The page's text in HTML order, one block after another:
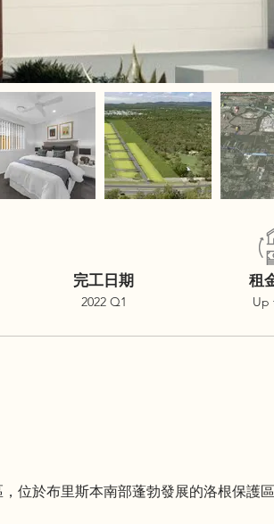
位於布里斯本南部蓬勃發展的洛根保護
完工日期
2022 Q1
租
Up